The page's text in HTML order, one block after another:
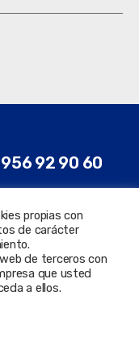
956 92 90 60
Delegación de
propias con
de carácter
de terceros con
que usted
a ellos.